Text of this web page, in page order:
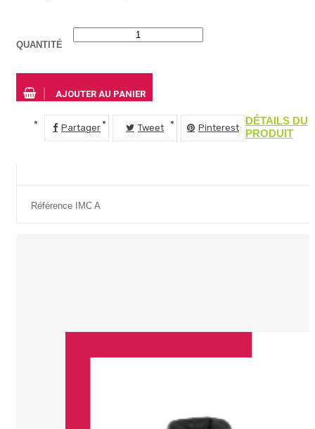
QUANTITÉ
AJOUTER AU PANIER
Partager Tweet Pinterest
DÉTAILS DU
PRODUIT
Référence IMC A